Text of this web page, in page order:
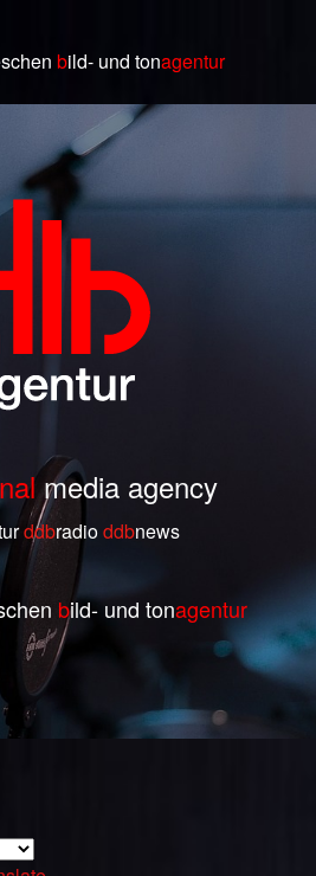
bild- und tonagentur
media agency
ddbradioddbnews
bild- und tonagentur